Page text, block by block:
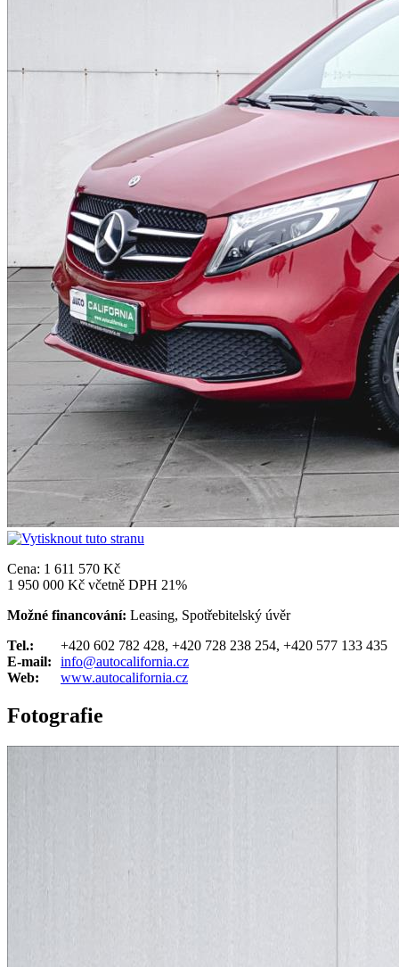
Cena: 1 611 570 Kč
1 950 000 Kč včetně DPH 21%
Možné financování: Leasing, Spotřebitelský úvěr
Tel.:
+420 602 782 428, +420 728 238 254, +420 577 133 435
E-mail:
info@autocalifornia.cz
Web:
www.autocalifornia.cz
Fotografie